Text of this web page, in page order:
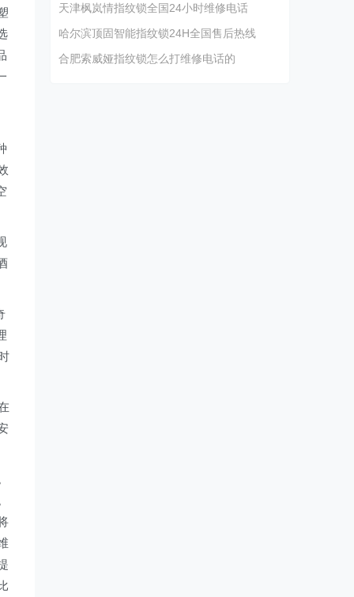
天津枫岚情指纹锁全国24小时维修电话
哈尔滨顶固智能指纹锁24H全国售后热线
合肥索威娅指纹锁怎么打维修电话的